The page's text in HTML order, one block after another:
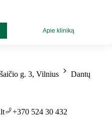
Apie kliniką
g. 3, Vilnius
Dantų
+370 524 30 432